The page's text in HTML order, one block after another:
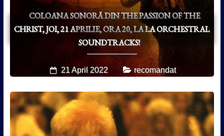
COLOANA SONORĂ DIN THE PASSION OF THE
CHRIST, JOI, 21 APRILIE, ORA 20, LA LA ORCHESTRAL
SOUNDTRACKS!
21 April 2022 recomandat